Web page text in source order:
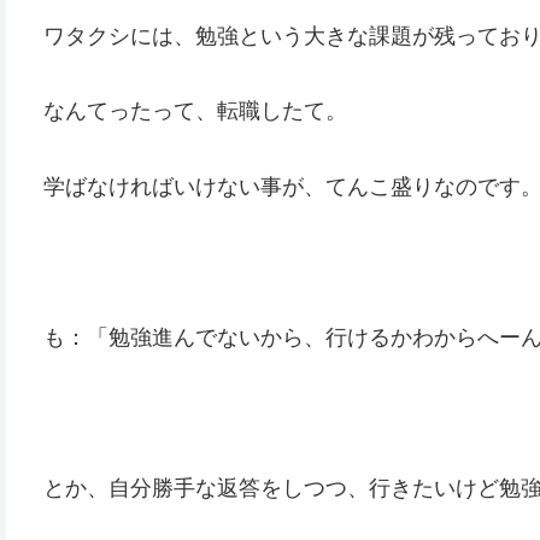
ワタクシには、勉強という大きな課題が残っており
なんてったって、転職したて。
学ばなければいけない事が、てんこ盛りなのです。
も：「勉強進んでないから、行けるかわからへーん
とか、自分勝手な返答をしつつ、行きたいけど勉